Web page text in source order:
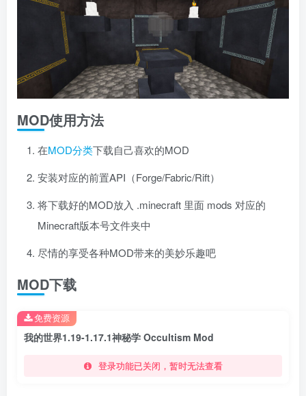
MOD使用方法
在MOD分类下载自己喜欢的MOD
安装对应的前置API（Forge/Fabric/Rift）
将下载好的MOD放入 .minecraft 里面 mods 对应的
Minecraft版本号文件夹中
尽情的享受各种MOD带来的美妙乐趣吧
MOD下载
我的世界1.19-1.17.1神秘学 Occultism Mod
登录功能已关闭，暂时无法查看
免费资源